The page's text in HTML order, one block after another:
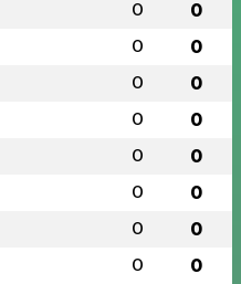
0 0
0 0
0 0
0 0
0 0
0 0
0 0
0 0